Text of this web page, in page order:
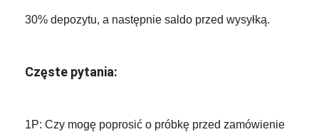
30% depozytu, a następnie saldo przed wysyłką.
Częste pytania:
1P: Czy mogę poprosić o próbkę przed zamówienie